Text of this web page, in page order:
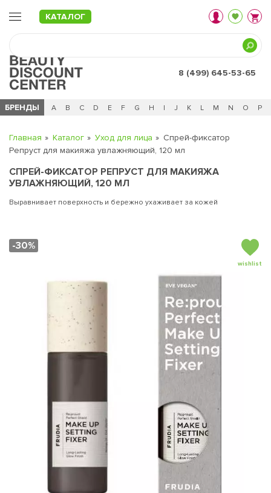
КАТАЛОГ
8 (499) 645-53-65
БРЕНДЫ
Ч 0 - 9 A B C D E F G H I J K L M N O P
Главная Каталог Уход для лица
Спрей-фиксатор
Репруст для макияжа увлажняющий, 120 мл
СПРЕЙ-ФИКСАТОР РЕПРУСТ ДЛЯ МАКИЯЖА
УВЛАЖНЯЮЩИЙ, 120 МЛ
Выравнивает поверхность и бережно ухаживает за кожей
-30%
wishlist